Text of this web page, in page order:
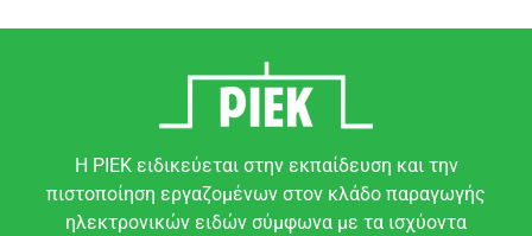
Η PIEK ειδικεύεται στην εκπαίδευση και την
πιστοποίηση εργαζομένων στον κλάδο παραγωγής
ηλεκτρονικών ειδών σύμφωνα με τα ισχύοντα